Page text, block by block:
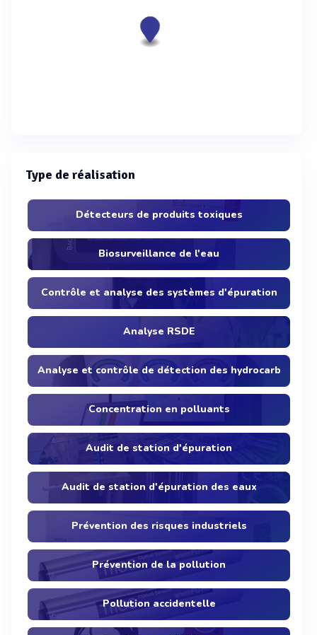
Type de réalisation
Détecteurs de produits toxiques
Biosurveillance de l'eau
Contrôle et analyse des systèmes d'épuration
Analyse RSDE
Analyse et contrôle de détection des hydrocarbures
Concentration en polluants
Audit de station d'épuration
Audit de station d'épuration des eaux
Prévention des risques industriels
Prévention de la pollution
Pollution accidentelle